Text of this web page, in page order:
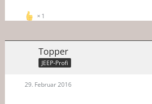
1
Topper
JEEP-Profi
29. Februar 2016